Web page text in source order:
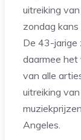
uitreiking van
zondag kans
De 43-jarige
daarmee het
van alle
uitreiking
Angeles.